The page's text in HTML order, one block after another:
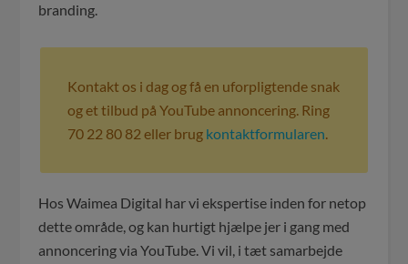
branding.
Kontakt os i dag og få en uforpligtende snak
og et tilbud på YouTube annoncering. Ring
70 22 80 82 eller brug kontaktformularen.
Hos Waimea Digital har vi ekspertise inden for netop
dette område, og kan hurtigt hjælpe jer i gang med
annoncering via YouTube. Vi vil, i tæt samarbejde